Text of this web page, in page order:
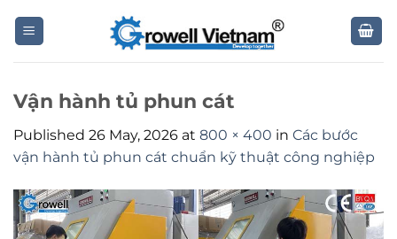
Vận hành tủ phun cát
Published 26 May, 2026 at 800 × 400 in Các bước
vận hành tủ phun cát chuẩn kỹ thuật công nghiệp